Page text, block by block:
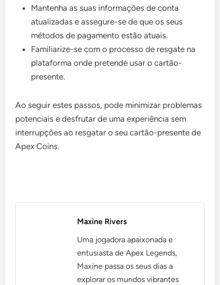
Mantenha as suas informações de conta
atualizadas e assegure-se de que os seus
métodos de pagamento estão atuais.
Familiarize-se com o processo de resgate na
plataforma onde pretende usar o cartão-
presente.
Ao seguir estes passos, pode minimizar problemas
potenciais e desfrutar de uma experiência sem
interrupções ao resgatar o seu cartão-presente de
Apex Coins.
Maxine Rivers
Uma jogadora apaixonada e
entusiasta de Apex Legends,
Maxine passa os seus dias a
explorar os mundos vibrantes